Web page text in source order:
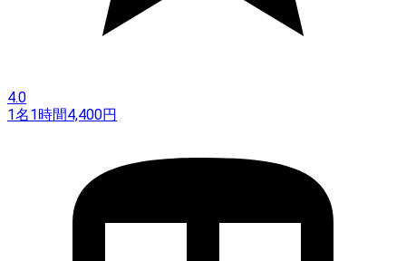
4.0
1名1時間4,400円